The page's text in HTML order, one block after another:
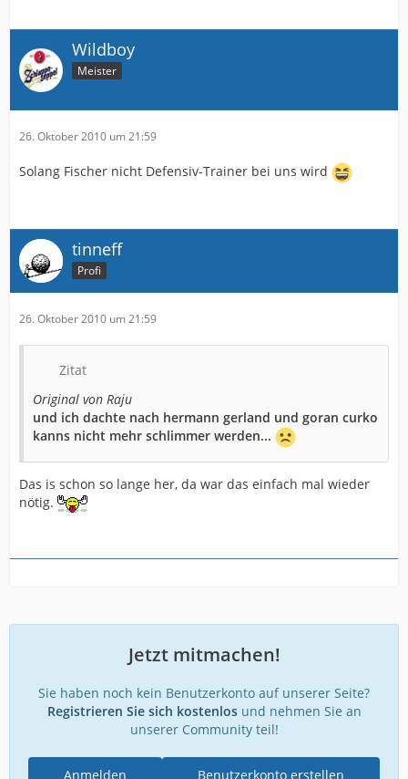
Wildboy
Meister
26. Oktober 2010 um 21:59
Solang Fischer nicht Defensiv-Trainer bei uns wird
tinneff
Profi
26. Oktober 2010 um 21:59
Zitat
Original von Raju
und ich dachte nach hermann gerland und goran curko
kanns nicht mehr schlimmer werden...
Das is schon so lange her, da war das einfach mal wieder
nötig.
Jetzt mitmachen!
Sie haben noch kein Benutzerkonto auf unserer Seite?
Registrieren Sie sich kostenlosund nehmen Sie an
unserer Community teil!
Benutzerkonto erstellen
Anmelden